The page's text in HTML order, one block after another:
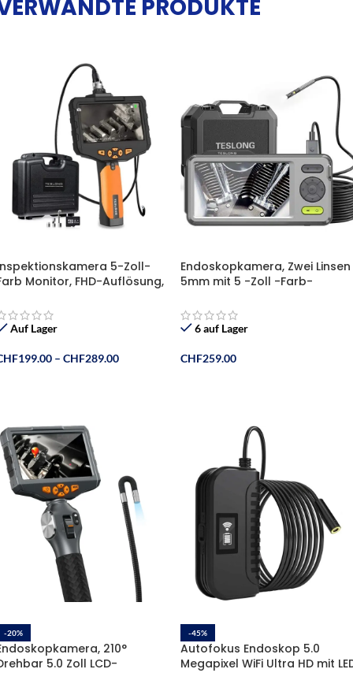
PRODUKTE
5-Zoll-
Monitor, FHD-Auflösung,
Auf Lager
199.00 – CHF289.00
Endoskopkamera, Zwei Linsen
5mm mit 5 -Zoll -Farb-
Wasserdichte , 32GB TF Karte,
Werkzeugkasten (5M)
6 auf Lager
CHF259.00
-20%
210°
5.0 Zoll LCD-
-45%
Autofokus Endoskop 5.0
Megapixel WiFi Ultra HD mit